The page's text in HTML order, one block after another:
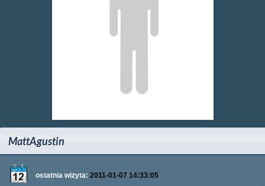
MattAgustin
ostatnia wizyta: 2011-01-07 14:33:05